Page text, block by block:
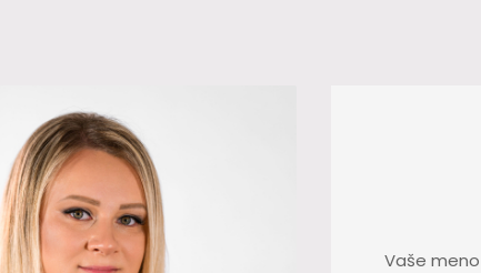
Vaše meno